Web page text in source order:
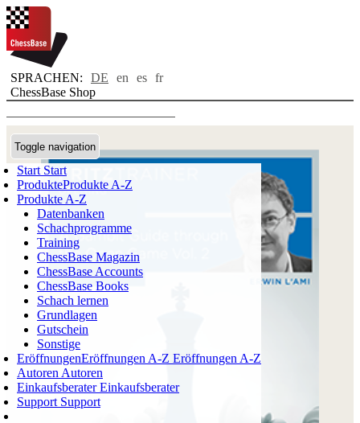
SPRACHEN: DE en es fr
ChessBase Shop
Toggle navigation
Start Start
ProdukteProdukte A-Z
Produkte A-Z
Datenbanken
Schachprogramme
Training
ChessBase Magazin
ChessBase Accounts
ChessBase Books
Schach lernen
Grundlagen
Gutschein
Sonstige
EröffnungenEröffnungen A-Z Eröffnungen A-Z
Autoren Autoren
EinkaufsberaterEinkaufsberater
Support Support